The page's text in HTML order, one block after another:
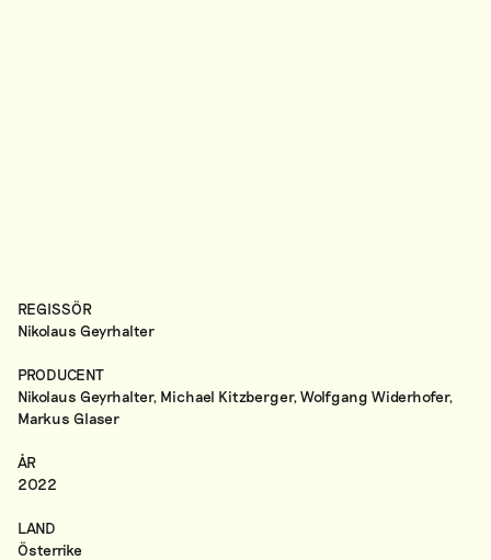
REGISSÖR
Nikolaus Geyrhalter
PRODUCENT
Nikolaus Geyrhalter, Michael Kitzberger, Wolfgang Widerhofer,
Markus Glaser
ÅR
2022
LAND
Österrike